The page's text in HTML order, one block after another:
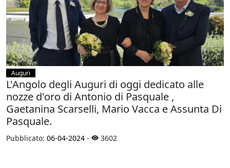
Auguri
L'Angolo degli Auguri di oggi dedicato alle
nozze d'oro di Antonio di Pasquale ,
Gaetanina Scarselli, Mario Vacca e Assunta Di
Pasquale.
Pubblicato: 06-04-2024 - 3602